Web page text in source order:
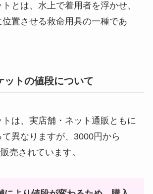
とは、水上で着用者を浮かせ、
置させる救命用具の一種であ
ットの値段について
は、実店舗・ネット通販ともに
異なりますが、3000円から
売されています。